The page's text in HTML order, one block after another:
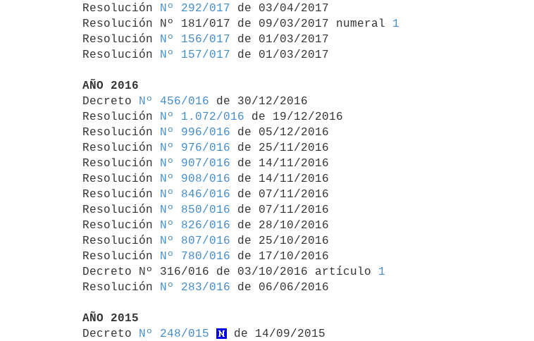
Resolución
Nº 292/017 de 03/04/2017
Resolución Nº 181/017 de 09/03/2017 numeral 1
Resolución
Nº 156/017 de 01/03/2017
Resolución
Nº 157/017 de 01/03/2017
AÑO 2016
Decreto
Nº 456/016 de 30/12/2016
Resolución
Nº 1.072/016 de 19/12/2016
Resolución
Nº 996/016 de 05/12/2016
Resolución
Nº 976/016 de 25/11/2016
Resolución
Nº 907/016 de 14/11/2016
Resolución
Nº 908/016 de 14/11/2016
Resolución
Nº 846/016 de 07/11/2016
Resolución
Nº 850/016 de 07/11/2016
Resolución
Nº 826/016 de 28/10/2016
Resolución
Nº 807/016 de 25/10/2016
Resolución
Nº 780/016 de 17/10/2016
Decreto Nº 316/016 de 03/10/2016 artículo 1
Resolución
Nº 283/016 de 06/06/2016
AÑO 2015
Decreto
Nº 248/015
de 14/09/2015